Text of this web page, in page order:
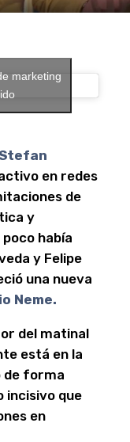
marketing
en redes
de
y
había
y Felipe
una nueva
Neme.
del matinal
está en la
de forma
incisivo que
en